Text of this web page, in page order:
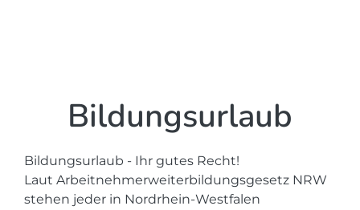
Bildungsurlaub
Bildungsurlaub - Ihr gutes Recht!
Laut Arbeitnehmerweiterbildungsgesetz NRW
stehen jeder in Nordrhein-Westfalen